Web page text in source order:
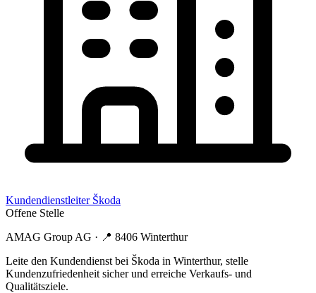
Kundendienstleiter Škoda
Offene Stelle
AMAG Group AG · 📍 8406 Winterthur
Leite den Kundendienst bei Škoda in Winterthur, stelle
Kundenzufriedenheit sicher und erreiche Verkaufs- und
Qualitätsziele.